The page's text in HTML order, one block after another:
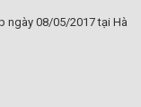
ngày 08/05/2017 tại Hà